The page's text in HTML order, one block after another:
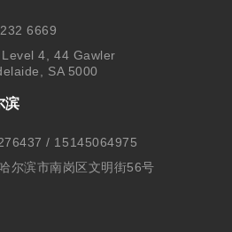
6669
4, 44 Gawler
SA 5000
滨
/ 15145064975
尔滨市南岗区文明街56号